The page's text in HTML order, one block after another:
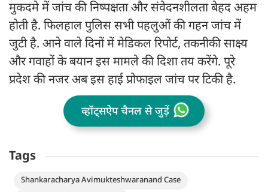
मुकदमे में जांच की निष्पक्षता और संवेदनशीलता बेहद अहम
होती है. फिलहाल पुलिस सभी पहलुओं की गहन जांच में
जुटी है. आने वाले दिनों में मेडिकल रिपोर्ट, तकनीकी साक्ष्य
और गवाहों के बयान इस मामले की दिशा तय करेंगे. पूरे
प्रदेश की नजर अब इस हाई प्रोफाइल जांच पर टिकी है.
व्हॉट्सऐप चैनल से जुड़ें
Tags
Shankaracharya Avimukteshwaranand Case